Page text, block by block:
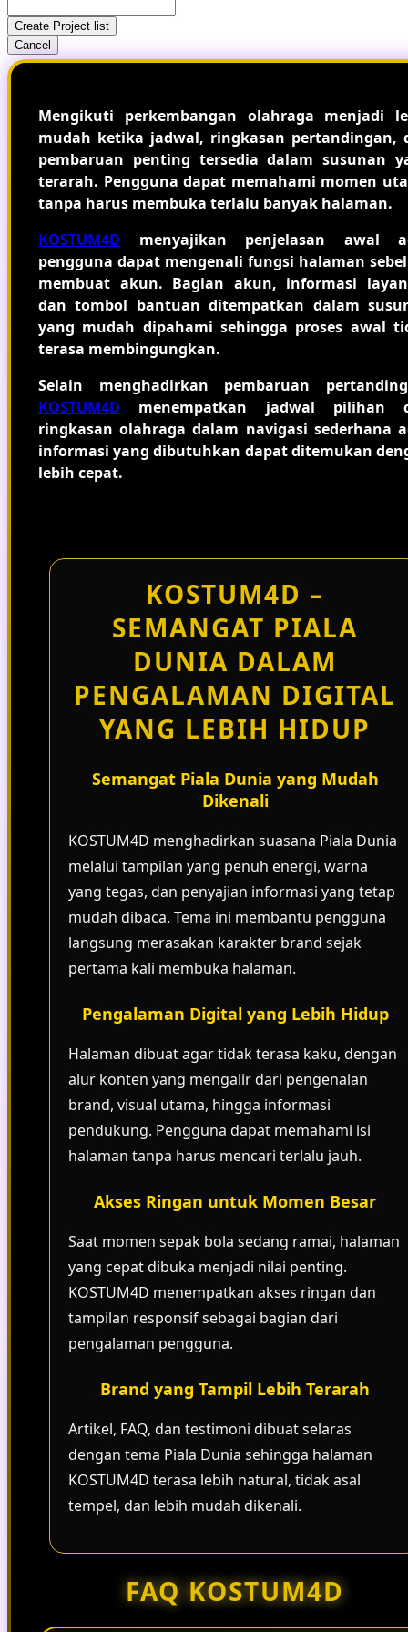
Create Project list
Cancel
Mengikuti perkembangan olahraga menjadi
mudah ketika jadwal, ringkasan pertandingan,
pembaruan penting tersedia dalam susunan
terarah. Pengguna dapat memahami momen
tanpa harus membuka terlalu banyak halaman.
KOSTUM4D menyajikan penjelasan awal
pengguna dapat mengenali fungsi halaman
membuat akun. Bagian akun, informasi
dan tombol bantuan ditempatkan dalam
yang mudah dipahami sehingga proses awal
terasa membingungkan.
Selain menghadirkan pembaruan
KOSTUM4D menempatkan jadwal pilihan
ringkasan olahraga dalam navigasi sederhana
informasi yang dibutuhkan dapat ditemukan
lebih cepat.
KOSTUM4D –
SEMANGAT PIALA
DUNIA DALAM
PENGALAMAN DIGITAL
YANG LEBIH HIDUP
Semangat Piala Dunia yang Mudah
Dikenali
KOSTUM4D menghadirkan suasana Piala Dunia
melalui tampilan yang penuh energi, warna
yang tegas, dan penyajian informasi yang tetap
mudah dibaca. Tema ini membantu pengguna
langsung merasakan karakter brand sejak
pertama kali membuka halaman.
Pengalaman Digital yang Lebih Hidup
Halaman dibuat agar tidak terasa kaku, dengan
alur konten yang mengalir dari pengenalan
brand, visual utama, hingga informasi
pendukung. Pengguna dapat memahami isi
halaman tanpa harus mencari terlalu jauh.
Akses Ringan untuk Momen Besar
Saat momen sepak bola sedang ramai, halaman
yang cepat dibuka menjadi nilai penting.
KOSTUM4D menempatkan akses ringan dan
tampilan responsif sebagai bagian dari
pengalaman pengguna.
Brand yang Tampil Lebih Terarah
Artikel, FAQ, dan testimoni dibuat selaras
dengan tema Piala Dunia sehingga halaman
KOSTUM4D terasa lebih natural, tidak asal
tempel, dan lebih mudah dikenali.
FAQ KOSTUM4D